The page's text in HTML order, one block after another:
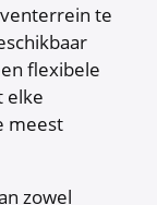
te
flexibele
elke
meest
zowel